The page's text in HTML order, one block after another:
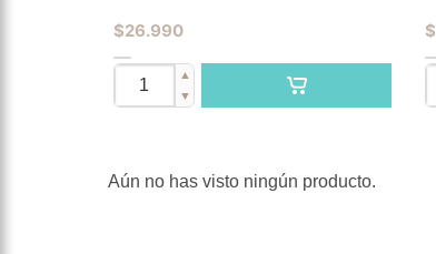
$26.990
▲
▼
$
Aún no has visto ningún producto.